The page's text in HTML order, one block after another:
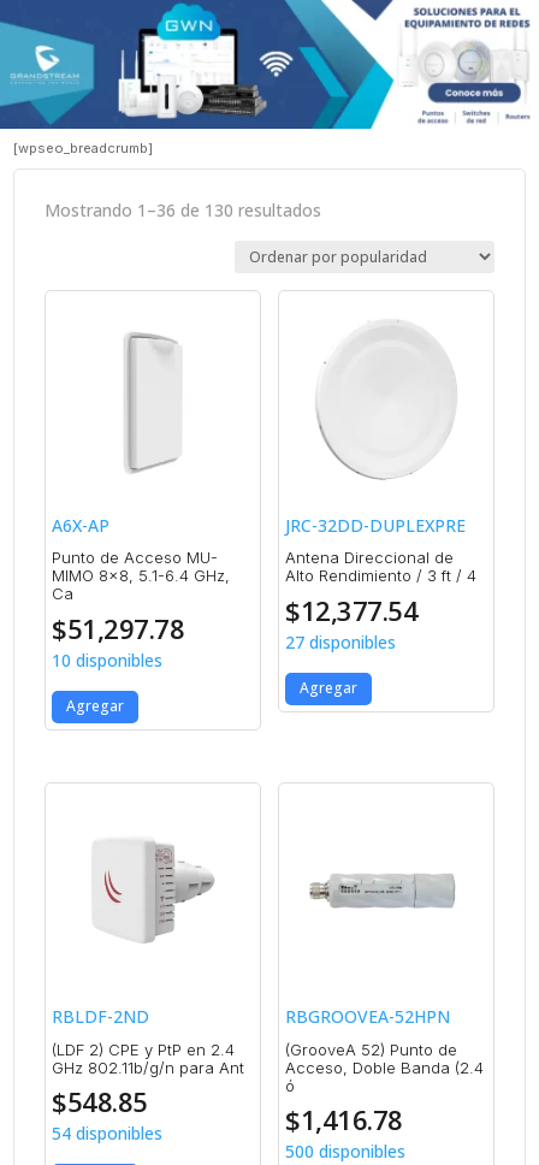
[wpseo_breadcrumb]
Mostrando 1–36 de 130 resultados
popularity
A6X-AP
Punto de Acceso MU-
MIMO 8×8, 5.1-6.4 GHz,
Ca
$51,297.78
10 disponibles
Agregar
JRC-32DD-DUPLEXPRE
Antena Direccional de
Alto Rendimiento / 3 ft / 4
$12,377.54
27 disponibles
Agregar
RBLDF-2ND
(LDF 2) CPE y PtP en 2.4
GHz 802.11b/g/n para Ant
$548.85
54 disponibles
RBGROOVEA-52HPN
(GrooveA 52) Punto de
Acceso, Doble Banda (2.4
ó
$1,416.78
500 disponibles